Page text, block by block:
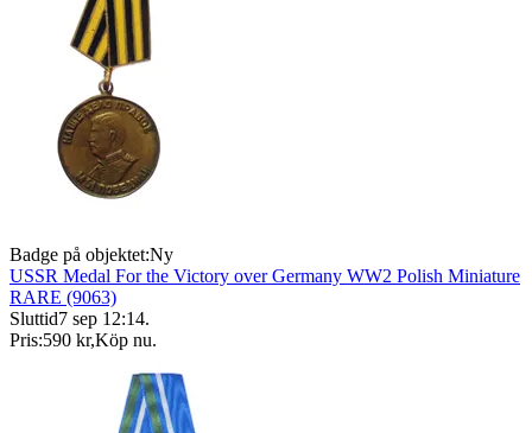
Badge på objektet:Ny
USSR Medal For the Victory over Germany WW2 Polish Miniature
RARE (9063)
Sluttid7 sep 12:14.
Pris:590 kr,Köp nu.